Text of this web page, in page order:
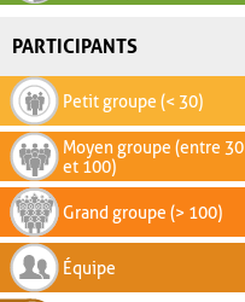
PARTICIPANTS
Petit groupe (< 30)
Moyen groupe (entre 30
et 100)
Grand groupe (> 100)
Équipe